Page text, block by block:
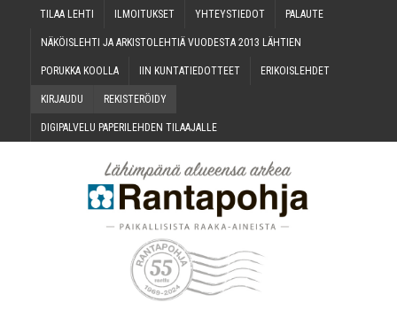
TILAA LEH­TI ILMOI­TUK­SET YHTEYS­TIE­DOT PALAU­TE
NÄKÖIS­LEH­TI JA ARKIS­TO­LEH­TIÄ VUO­DES­TA 2013 LÄHTIEN
PORUK­KA KOOLLA IIN KUN­TA­TIE­DOT­TEET ERI­KOIS­LEH­DET
KIR­JAU­DU REKIS­TE­RÖI­DY
DIGI­PAL­VE­LU PAPE­RI­LEH­DEN TILAAJALLE